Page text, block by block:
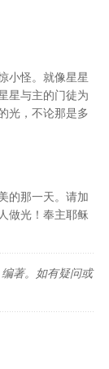
小怪。就像星星
星与主的门徒为
光，不论那是多
的那一天。请加
做光！奉主耶稣
著。如有疑问或